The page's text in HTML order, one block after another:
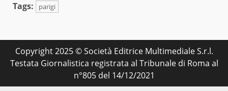
Tags: parigi
Copyright 2025 © Società Editrice Multimediale S.r.l.
Testata Giornalistica registrata al Tribunale di Roma al
n°805 del 14/12/2021